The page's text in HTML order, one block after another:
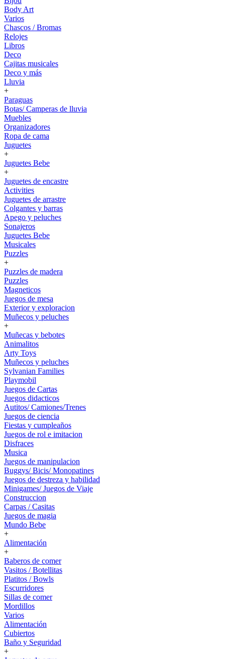
Body Art
Varios
Chascos / Bromas
Relojes
Libros
Deco
Cajitas musicales
Deco y más
Lluvia
+
Paraguas
Botas/ Camperas de lluvia
Muebles
Organizadores
Ropa de cama
Juguetes
+
Juguetes Bebe
+
Juguetes de encastre
Activities
Juguetes de arrastre
Colgantes y barras
Apego y peluches
Sonajeros
Juguetes Bebe
Musicales
Puzzles
+
Puzzles de madera
Puzzles
Magneticos
Juegos de mesa
Exterior y exploracion
Muñecos y peluches
+
Muñecas y bebotes
Animalitos
Arty Toys
Muñecos y peluches
Sylvanian Families
Playmobil
Juegos de Cartas
Juegos didacticos
Autitos/ Camiones/Trenes
Juegos de ciencia
Fiestas y cumpleaños
Juegos de rol e imitacion
Disfraces
Musica
Juegos de manipulacion
Buggys/ Bicis/ Monopatines
Juegos de destreza y habilidad
Minigames/ Juegos de Viaje
Construccion
Carpas / Casitas
Juegos de magia
Mundo Bebe
+
Alimentación
+
Baberos de comer
Vasitos / Botellitas
Platitos / Bowls
Escurridores
Sillas de comer
Mordillos
Varios
Alimentación
Cubiertos
Baño y Seguridad
+